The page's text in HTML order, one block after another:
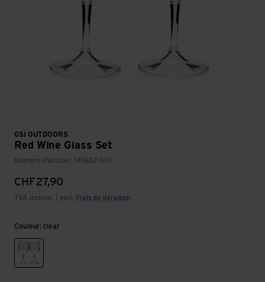
GSI OUTDOORS
Red Wine Glass Set
Numéro d'article : 141882-001
CHF27,90
TVA incluse. | excl. Frais de livraison
Couleur: clear
clear